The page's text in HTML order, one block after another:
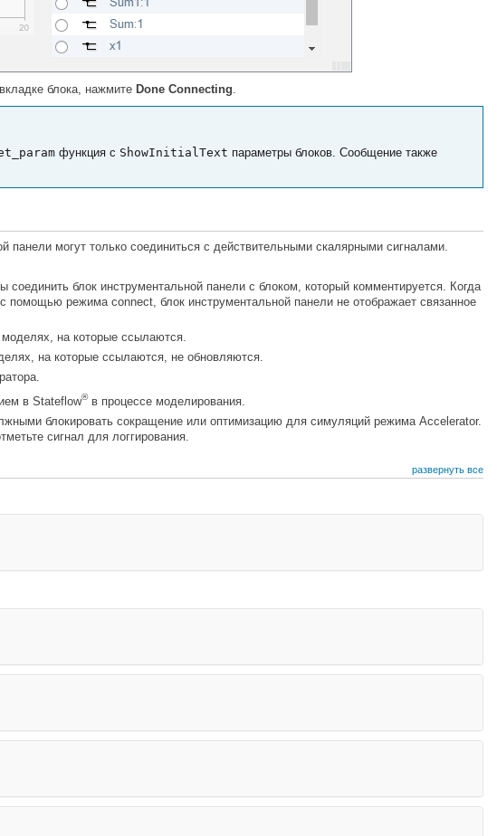
блока, нажмите Done Connecting.
функция с ShowInitialText параметры блоков. Сообщение также
панели могут только соединиться с действительными скалярными сигналами.
соединить блок инструментальной панели с блоком, который комментируется. Когда
режима connect, блок инструментальной панели не отображает связанное
на которые ссылаются.
на которые ссылаются, не обновляются.
в Stateflow®в процессе моделирования.
блокировать сокращение или оптимизацию для симуляций режима Accelerator.
сигнал для логгирования.
развернуть все